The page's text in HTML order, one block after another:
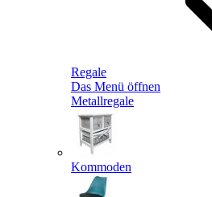
Regale
Das Menü öffnen
Metallregale
Kommoden